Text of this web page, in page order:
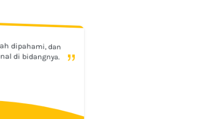
“
Metodenya unik dan asyik, waktu belajar pun tidak
terasa saking asyiknya